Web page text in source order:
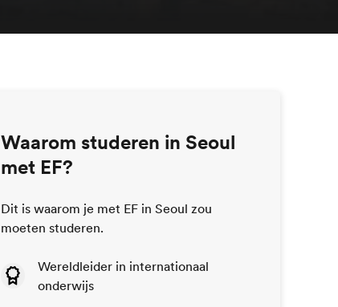
Waarom studeren in Seoul
met EF?
Dit is waarom je met EF in Seoul zou
moeten studeren.
Wereldleider in internationaal
onderwijs